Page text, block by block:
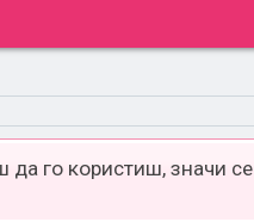
да го користиш, значи се